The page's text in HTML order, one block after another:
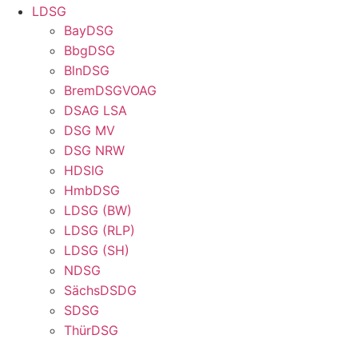
LDSG
BayDSG
BbgDSG
BlnDSG
BremDSGVOAG
DSAG LSA
DSG MV
DSG NRW
HDSIG
HmbDSG
LDSG (BW)
LDSG (RLP)
LDSG (SH)
NDSG
SächsDSDG
SDSG
ThürDSG